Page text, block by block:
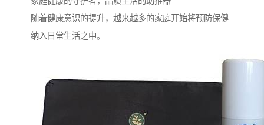
随着健康意识的提升，越来越多的家庭开始将预防保健
纳入日常生活之中。